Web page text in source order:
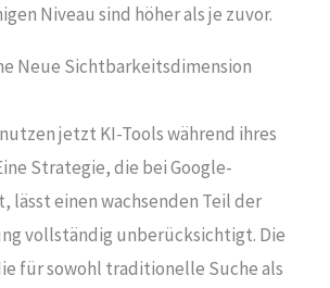
Niveau sind höher als je zuvor.
Neue Sichtbarkeitsdimension
jetzt KI-Tools während ihres
Strategie, die bei Google-
lässt einen wachsenden Teil der
vollständig unberücksichtigt. Die
für sowohl traditionelle Suche als